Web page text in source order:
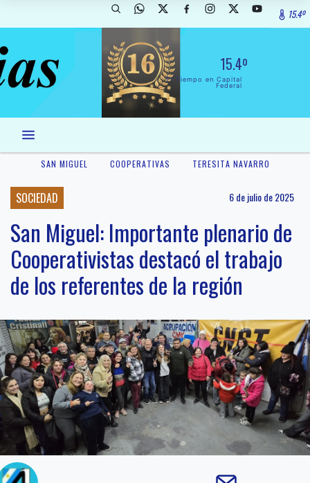
15.4º
15.4º
El Tiempo en Capital
Federal
SAN MIGUEL COOPERATIVAS TERESITA NAVARRO
SOCIEDAD 6 de julio de 2025
San Miguel: Importante plenario de
Cooperativistas destacó el trabajo
de los referentes de la región